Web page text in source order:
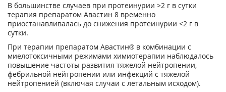
В большинстве случаев при протеинурии >2 г в сутки
терапия препаратом Авастин 8 временно
приостанавливалась до снижения протеинурии <2 г в
сутки.
При терапии препаратом Авастин® в комбинации с
миелотоксичными режимами химиотерапии наблюдалось
повышение частоты развития тяжелой нейтропении,
фебрильной нейтропении или инфекций с тяжелой
нейтропенией (включая случаи с летальным исходом).